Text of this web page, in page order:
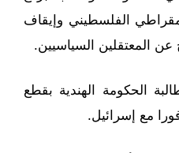
الفلسطيني وإيقاف
عن المعتقلين السياسيين.
الحكومة الهندية بقطع
مع إسرائيل.